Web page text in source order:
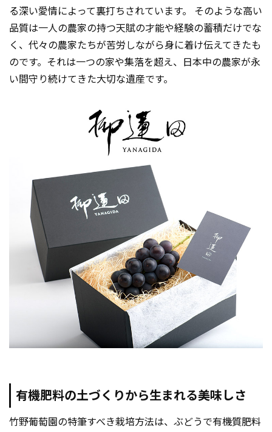
る深い愛情によって裏打ちされています。 そのような高い
品質は一人の農家の持つ天賦の才能や経験の蓄積だけでな
く、代々の農家たちが苦労しながら身に着け伝えてきたも
のです。それは一つの家や集落を超え、日本中の農家が永
い間守り続けてきた大切な遺産です。
有機肥料の土づくりから生まれる美味しさ
竹野葡萄園の特筆すべき栽培方法は、ぶどうで有機質肥料